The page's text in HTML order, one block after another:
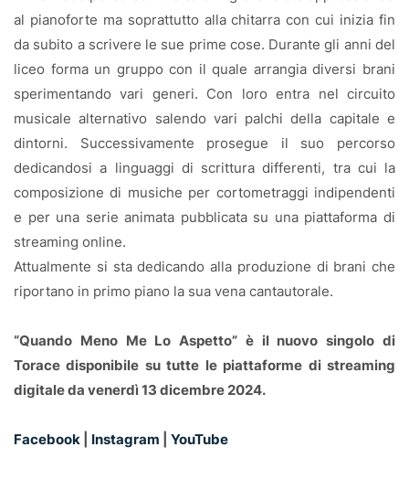
al pianoforte ma soprattutto alla chitarra con cui inizia fin
da subito a scrivere le sue prime cose. Durante gli anni del
liceo forma un gruppo con il quale arrangia diversi brani
sperimentando vari generi. Con loro entra nel circuito
musicale alternativo salendo vari palchi della capitale e
dintorni. Successivamente prosegue il suo percorso
dedicandosi a linguaggi di scrittura differenti, tra cui la
composizione di musiche per cortometraggi indipendenti
e per una serie animata pubblicata su una piattaforma di
streaming online.
Attualmente si sta dedicando alla produzione di brani che
riportano in primo piano la sua vena cantautorale.
“Quando Meno Me Lo Aspetto” è il nuovo singolo di
Torace disponibile su tutte le piattaforme di streaming
digitale da venerdì 13 dicembre 2024.
Facebook Instagram YouTube